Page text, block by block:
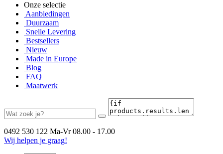
Onze selectie
Aanbiedingen
Duurzaam
Snelle Levering
Bestsellers
Nieuw
Made in Europe
Blog
FAQ
Maatwerk
0492 530 122 Ma-Vr 08.00 - 17.00
Wij helpen je graag!